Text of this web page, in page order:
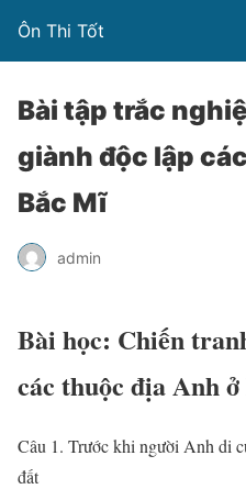
Ôn Thi Tốt
Bài tập trắc
giành độc lập
Bắc Mĩ
admin
Bài học: Chiến
các thuộc địa Anh
Câu 1. Trước khi người Anh di
đất